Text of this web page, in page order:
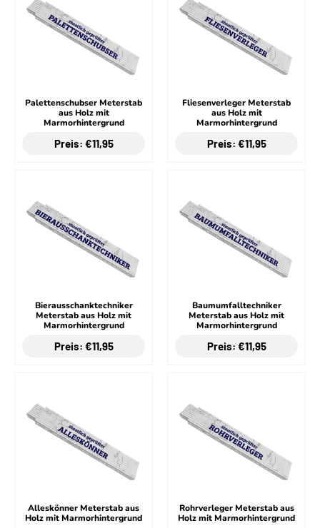
Palettenschubser Meterstab
aus Holz mit
Marmorhintergrund
Preis: €11,95
Fliesenverleger Meterstab
aus Holz mit
Marmorhintergrund
Preis: €11,95
Bierausschanktechniker
Meterstab aus Holz mit
Marmorhintergrund
Preis: €11,95
Baumumfalltechniker
Meterstab aus Holz mit
Marmorhintergrund
Preis: €11,95
Alleskönner Meterstab aus
Holz mit Marmorhintergrund
Rohrverleger Meterstab aus
Holz mit Marmorhintergrund